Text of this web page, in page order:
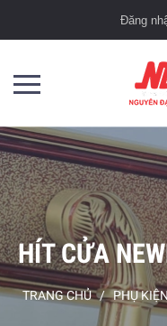
Đăng
HÍT CỬA
TRANG CHỦ / PHỤ